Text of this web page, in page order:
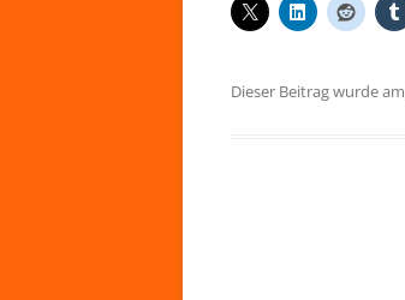
Dieser Beitrag wurde am